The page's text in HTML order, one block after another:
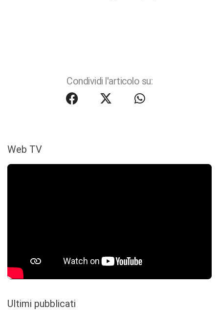
Condividi l'articolo su:
Web TV
Ultimi pubblicati